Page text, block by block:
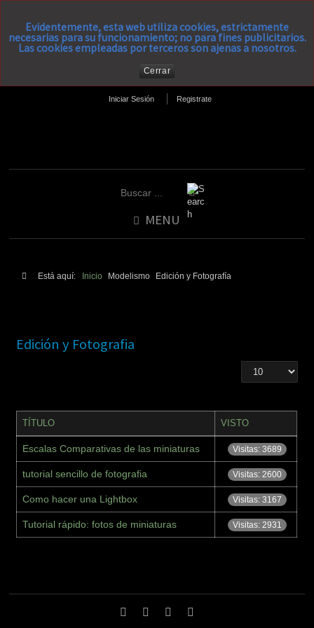
Evidentemente, esta web utiliza cookies, estrictamente
necesarias para su funcionamiento; no para fines publicitarios.
Las cookies empleadas por terceros son ajenas a nosotros.
Cerrar
Iniciar Sesión Registrate
MENU
Está aquí: Inicio Modelismo Edición y Fotografía
Edición y Fotografia
TÍTULO VISTO
Escalas Comparativas de las miniaturas Visitas: 3689
tutorial sencillo de fotografia Visitas: 2600
Como hacer una Lightbox Visitas: 3167
Tutorial rápido: fotos de miniaturas Visitas: 2931